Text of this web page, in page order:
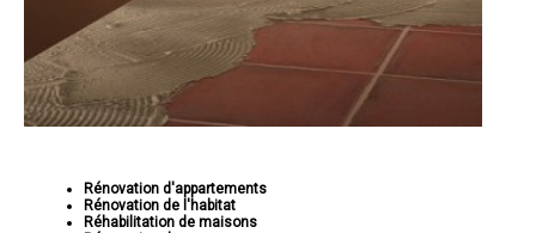
Rénovation d'appartements
Rénovation de l'habitat
Réhabilitation de maisons